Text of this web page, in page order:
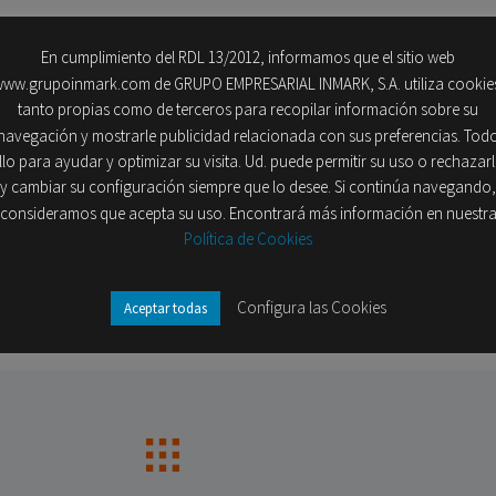
compártelo en tus redes sociales
En cumplimiento del RDL 13/2012, informamos que el sitio web
de GRUPO EMPRESARIAL INMARK, S.A. utiliza
tanto propias como de terceros para recopilar información sobre su
y mostrarle publicidad relacionada con sus preferencias.
para ayudar y optimizar su visita. Ud. puede permitir su uso o
y cambiar su configuración siempre que lo desee. Si continúa navegando,
consideramos que acepta su uso. Encontrará más información en nuestra
Política de Cookies
Aceptar todas Configura las Cookies